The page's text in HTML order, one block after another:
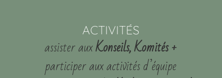
ACTIVITÉS
assister auxKonseils, Komités +
participer aux activités d’équipe